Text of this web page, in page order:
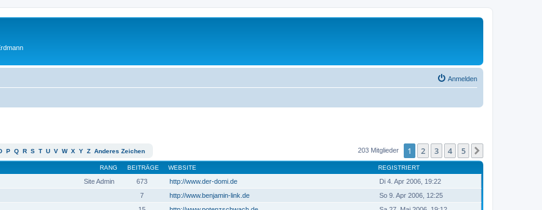
Anmelden
P Q R S T U V W X Y Z Anderes Zeichen 203 Mitglieder 1 2 3 4 5
RANG BEITRÄGE WEBSITE REGISTRIERT
Site Admin 673 http://www.der-domi.de
Di 4. Apr 2006, 19:22
7 http://www.benjamin-link.de
So 9. Apr 2006, 12:25